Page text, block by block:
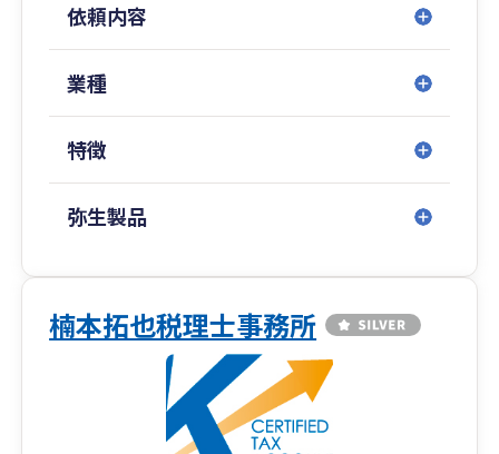
力指導にも力を入れております。
お電話やZoomなど、リモートでのサポートも積
極的に行っておりますのでご安心ください。
依頼内容
業種
特徴
弥生製品
楠本拓也税理士事務所